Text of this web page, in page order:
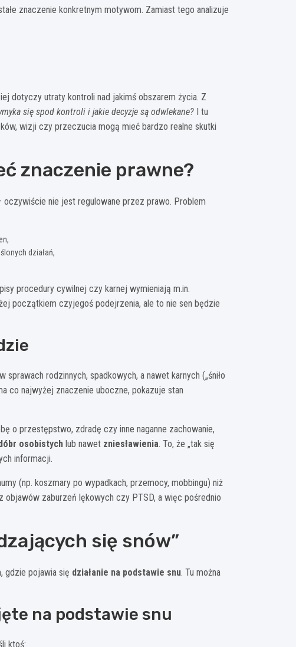
znaczenie konkretnym motywom. Zamiast tego analizuje
dotyczy utraty kontroli nad jakimś obszarem życia. Z
się spod kontroli i jakie decyzje są odwlekane? I tu
wizji czy przeczucia mogą mieć bardzo realne skutki
znaczenie prawne?
nie jest regulowane przez prawo. Problem
działań,
procedury cywilnej czy karnej wymieniają m.in.
początkiem czyjegoś podejrzenia, ale to nie sen będzie
rodzinnych, spadkowych, a nawet karnych („śniło
co najwyżej znaczenie uboczne, pokazuje stan
o przestępstwo, zdradę czy inne naganne zachowanie,
osobistych lub nawet zniesławienia. To, że „tak się
informacji.
(np. koszmary po wypadkach, przemocy, mobbingu) niż
zaburzeń lękowych czy PTSD, a więc pośrednio
się snów”
gdzie pojawia się działanie na podstawie snu. Tu można
na podstawie snu
ktoś: